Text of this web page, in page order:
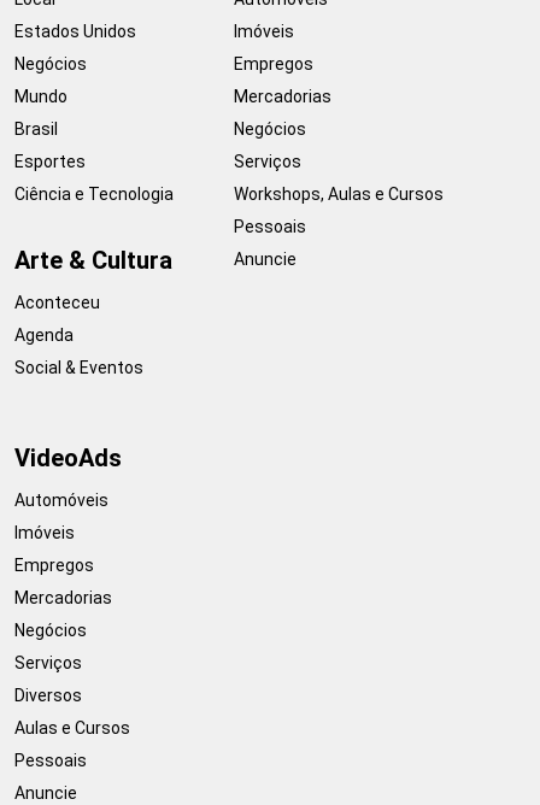
Estados Unidos
Negócios
Mundo
Brasil
Esportes
Ciência e Tecnologia
Arte & Cultura
Aconteceu
Agenda
Social & Eventos
Imóveis
Empregos
Mercadorias
Negócios
Serviços
Workshops, Aulas e Cursos
Pessoais
Anuncie
VideoAds
Automóveis
Imóveis
Empregos
Mercadorias
Negócios
Serviços
Diversos
Aulas e Cursos
Pessoais
Anuncie